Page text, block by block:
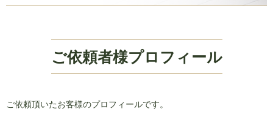
ご依頼者様プロフィール
ご依頼頂いたお客様のプロフィールです。